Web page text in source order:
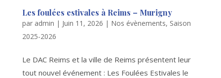
Les foulées estivales à Reims – Murigny
par admin | Juin 11, 2026 | Nos évènements, Saison
2025-2026
Le DAC Reims et la ville de Reims présentent leur
tout nouvel événement : Les Foulées Estivales le